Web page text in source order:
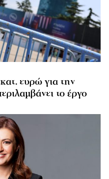
ευρώ για την
το έργο